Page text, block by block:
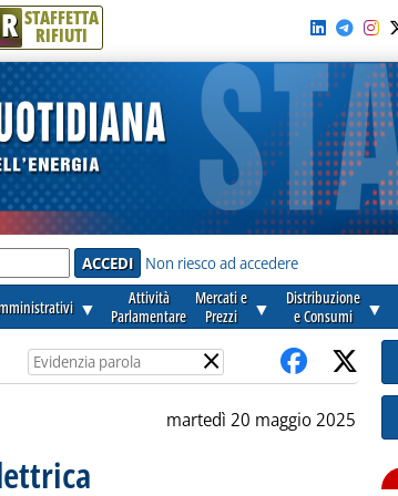
R STAFFETTA
RIFIUTI
Non riesco ad accedere
▼
Attività
Parlamentare
Mercati e
Prezzi
▼
Distribuzione
e Consumi
▼
×
martedì 20 maggio 2025